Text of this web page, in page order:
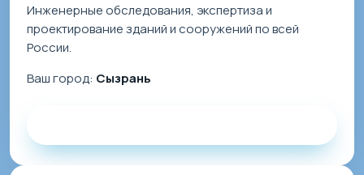
Инженерные обследования, экспертиза и
проектирование зданий и сооружений по всей
России.
Ваш город: Сызрань